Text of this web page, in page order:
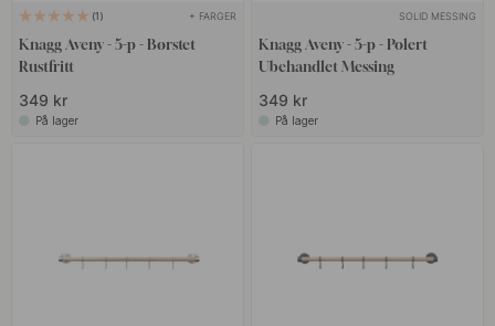
1 + FARGER
Knagg Aveny - 5-p - Børstet
Rustfritt
349 kr
På lager
SOLID MESSING
Knagg Aveny - 5-p - Polert
Ubehandlet Messing
349 kr
På lager